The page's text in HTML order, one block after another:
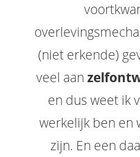
(niet erkende)
veel aan
en dus weet ik
werkelijk ben en
zijn. En een